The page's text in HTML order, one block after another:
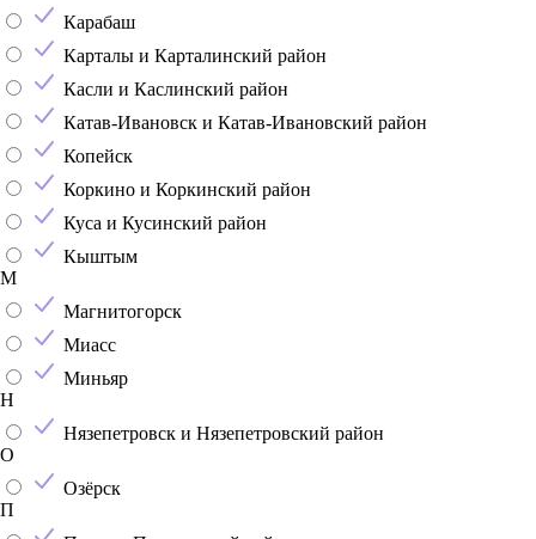
Карабаш
Карталы и Карталинский район
Касли и Каслинский район
Катав-Ивановск и Катав-Ивановский район
Копейск
Коркино и Коркинский район
Куса и Кусинский район
Кыштым
М
Магнитогорск
Миасс
Миньяр
Н
Нязепетровск и Нязепетровский район
О
Озёрск
П